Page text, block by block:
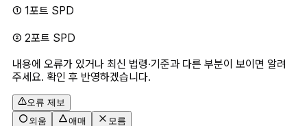
① 1포트 SPD
② 2포트 SPD
내용에 오류가 있거나 최신 법령·기준과 다른 부분이 보이면 알려
주세요. 확인 후 반영하겠습니다.
오류 제보
외움
애매 모름